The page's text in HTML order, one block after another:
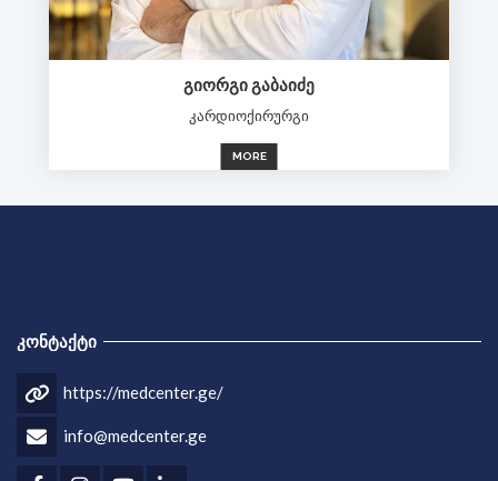
ᲒᲘᲝᲠᲒᲘ ᲒᲐᲑᲐᲘᲫᲔ
კარდიოქირურგი
MORE
ᲙᲝᲜᲢᲐᲥᲢᲘ
https://medcenter.ge/
info@medcenter.ge